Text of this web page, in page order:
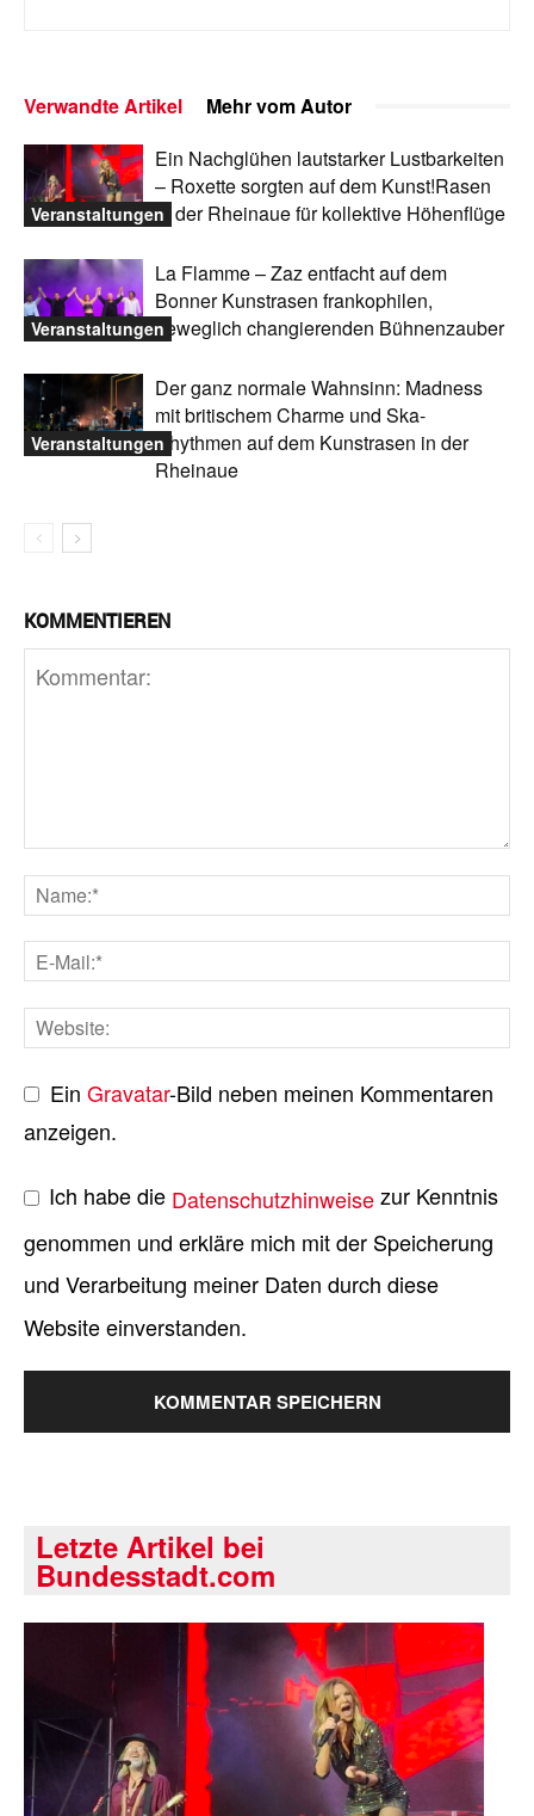
Verwandte Artikel Mehr vom Autor
Veranstaltungen
Ein Nachglühen lautstarker Lustbarkeiten
– Roxette sorgten auf dem Kunst!Rasen
in der Rheinaue für kollektive Höhenflüge
Veranstaltungen
La Flamme – Zaz entfacht auf dem
Bonner Kunstrasen frankophilen,
beweglich changierenden Bühnenzauber
Veranstaltungen
Der ganz normale Wahnsinn: Madness
mit britischem Charme und Ska-
Rhythmen auf dem Kunstrasen in der
Rheinaue
KOMMENTIEREN
EinGravatar-Bild neben meinen Kommentaren
anzeigen.
Ich habe die Datenschutzhinweisezur Kenntnis
genommen und erkläre mich mit der Speicherung
und Verarbeitung meiner Daten durch diese
Website einverstanden.
Letzte Artikel bei
Bundesstadt.com